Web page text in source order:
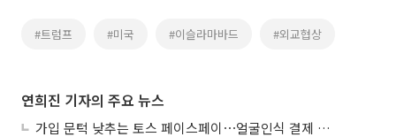
#트럼프 #미국 #이슬라마바드 #외교협상
연희진 기자의 주요 뉴스
가입 문턱 낮추는 토스 페이스페이⋯얼굴인식 결제 확산 속도낸다